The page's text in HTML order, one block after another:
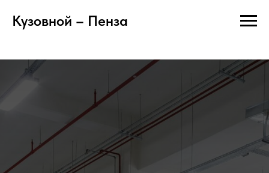
Кузовной – Пенза